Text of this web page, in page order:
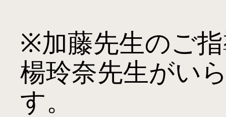
※加藤先生のご
楊玲奈先生がい
す。